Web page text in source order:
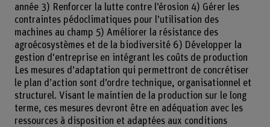
année 3) Renforcer la lutte contre l’érosion 4) Gérer les
contraintes pédoclimatiques pour l’utilisation des
machines au champ 5) Améliorer la résistance des
agroécosystèmes et de la biodiversité 6) Développer la
gestion d'entreprise en intégrant les coûts de production
Les mesures d’adaptation qui permettront de concrétiser
le plan d’action sont d’ordre technique, organisationnel et
structurel. Visant le maintien de la production sur le long
terme, ces mesures devront être en adéquation avec les
ressources à disposition et adaptées aux conditions